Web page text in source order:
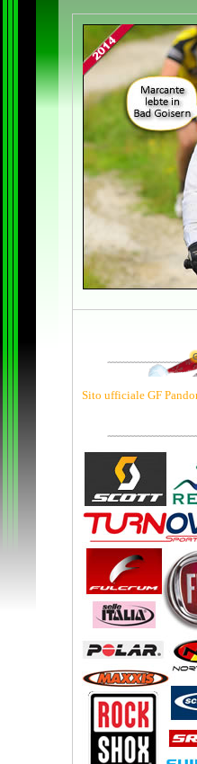
Sito ufficiale GF